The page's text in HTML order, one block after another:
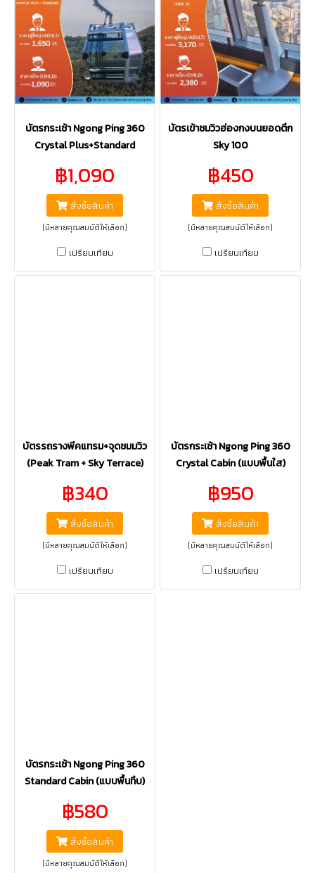
บัตรกระเช้า Ngong Ping 360
Crystal Plus+Standard
฿1,090
สั่งซื้อสินค้า
(มีหลายคุณสมบัติให้เลือก)
เปรียบเทียบ
บัตรเข้าชมวิวฮ่องกงบนยอดตึก
Sky 100
฿450
สั่งซื้อสินค้า
(มีหลายคุณสมบัติให้เลือก)
เปรียบเทียบ
บัตรรถรางพีคแทรม+จุดชมมวิว
(Peak Tram + Sky Terrace)
฿340
สั่งซื้อสินค้า
(มีหลายคุณสมบัติให้เลือก)
เปรียบเทียบ
บัตรกระเช้า Ngong Ping 360
Crystal Cabin (แบบพื้นใส)
฿950
สั่งซื้อสินค้า
(มีหลายคุณสมบัติให้เลือก)
เปรียบเทียบ
บัตรกระเช้า Ngong Ping 360
Standard Cabin (แบบพื้นทึบ)
฿580
สั่งซื้อสินค้า
(มีหลายคุณสมบัติให้เลือก)